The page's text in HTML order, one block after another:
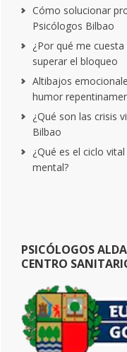
Cómo solucionar
Psicólogos Bilbao
¿Por qué me
superar el bloqueo
Altibajos
humor
¿Qué son las crisis
Bilbao
¿Qué es el ciclo
mental?
PSICÓLOGOS
CENTRO